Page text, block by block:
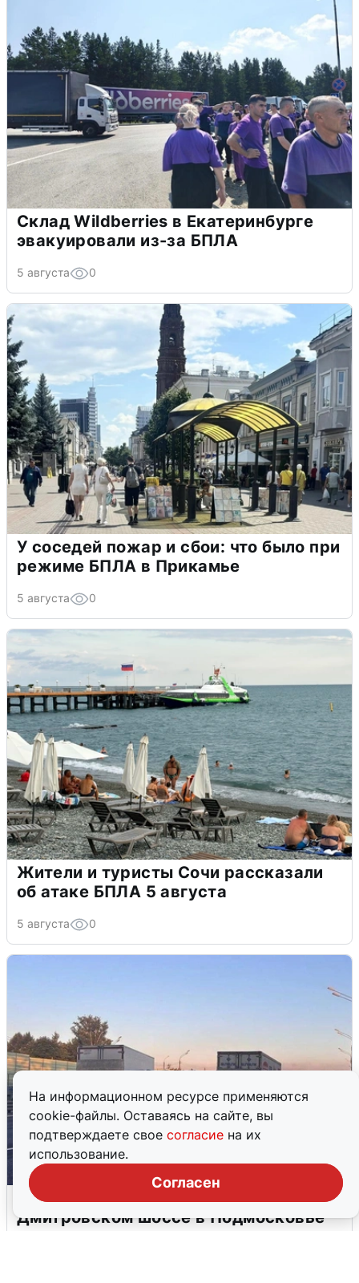
На информационном ресурсе применяются
cookie-файлы. Оставаясь на сайте, вы
подтверждаете свое согласие на их
использование.
Согласен
Склад Wildberries в Екатеринбурге
эвакуировали из-за БПЛА
5 августа 0
У соседей пожар и сбои: что было при
режиме БПЛА в Прикамье
5 августа 0
Жители и туристы Сочи рассказали
об атаке БПЛА 5 августа
5 августа 0
Пять машин столкнулись на
Дмитровском шоссе в Подмосковье